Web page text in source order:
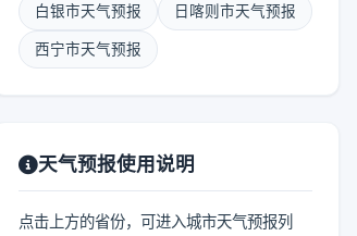
白银市天气预报 日喀则市天气预报
西宁市天气预报
天气预报使用说明
点击上方的省份，可进入城市天气预报列